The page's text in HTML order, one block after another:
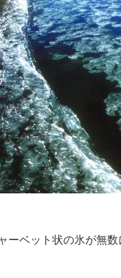
ーベット状の氷が無